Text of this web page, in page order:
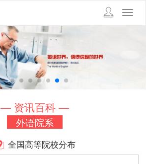
— 资讯百科 —
外语院系
全国高等院校分布